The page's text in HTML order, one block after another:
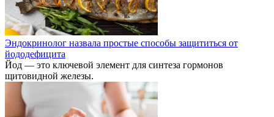
Эндокринолог назвала простые способы защититься от
йододефицита
Йод — это ключевой элемент для синтеза гормонов
щитовидной железы.